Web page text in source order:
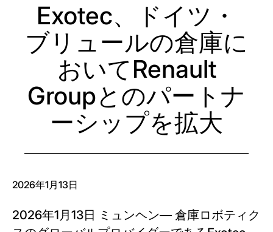
Exotec、ドイツ・
ブリュールの倉庫に
おいてRenault
Groupとのパートナ
ーシップを拡大
2026年1月13日
2026年1月13日 ミュンヘン— 倉庫ロボティク